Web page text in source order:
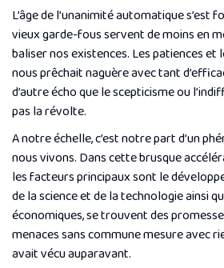
L’âge de l’unanimité automatique s’est
vieux garde-fous servent de moins en
baliser nos existences. Les patiences et
nous prêchait naguère avec tant
d’autre écho que le scepticisme ou
pas la révolte.
A notre échelle, c’est notre part d’un
nous vivons. Dans cette brusque
les facteurs principaux sont le
de la science et de la technologie ainsi
économiques, se trouvent des
menaces sans commune mesure avec
avait vécu auparavant.